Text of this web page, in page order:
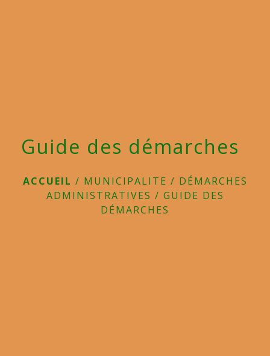
Guide des démarches
ACCUEIL / MUNICIPALITE / DÉMARCHES
ADMINISTRATIVES / GUIDE DES
DÉMARCHES